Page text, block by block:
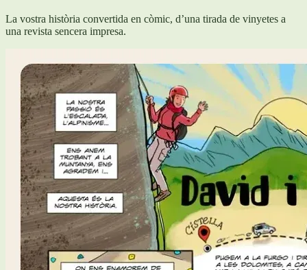
La vostra història convertida en còmic, d’una tirada de vinyetes a
una revista sencera impresa.